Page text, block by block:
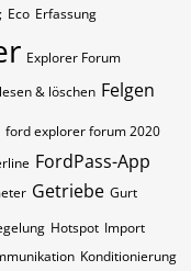
Eco Erfassung
Explorer Forum
& löschen Felgen
ford explorer forum 2020
FordPass-App
Getriebe Gurt
Hotspot Import
Konditionierung